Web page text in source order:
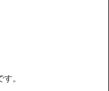
。